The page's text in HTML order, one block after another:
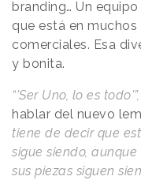
branding… Un
que está en
comerciales. Esa
y bonita.
“'Ser Uno, lo es todo'”,
hablar del nuevo
tiene de decir que
sigue siendo,
sus piezas siguen